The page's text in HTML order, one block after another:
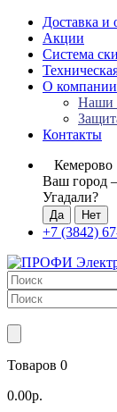
Доставка и
Акции
Система
О компании
Наши
Контакты
Кемерово
Ваш город
Угадали?
+7 (3842)
Товаров 0
0.00р.